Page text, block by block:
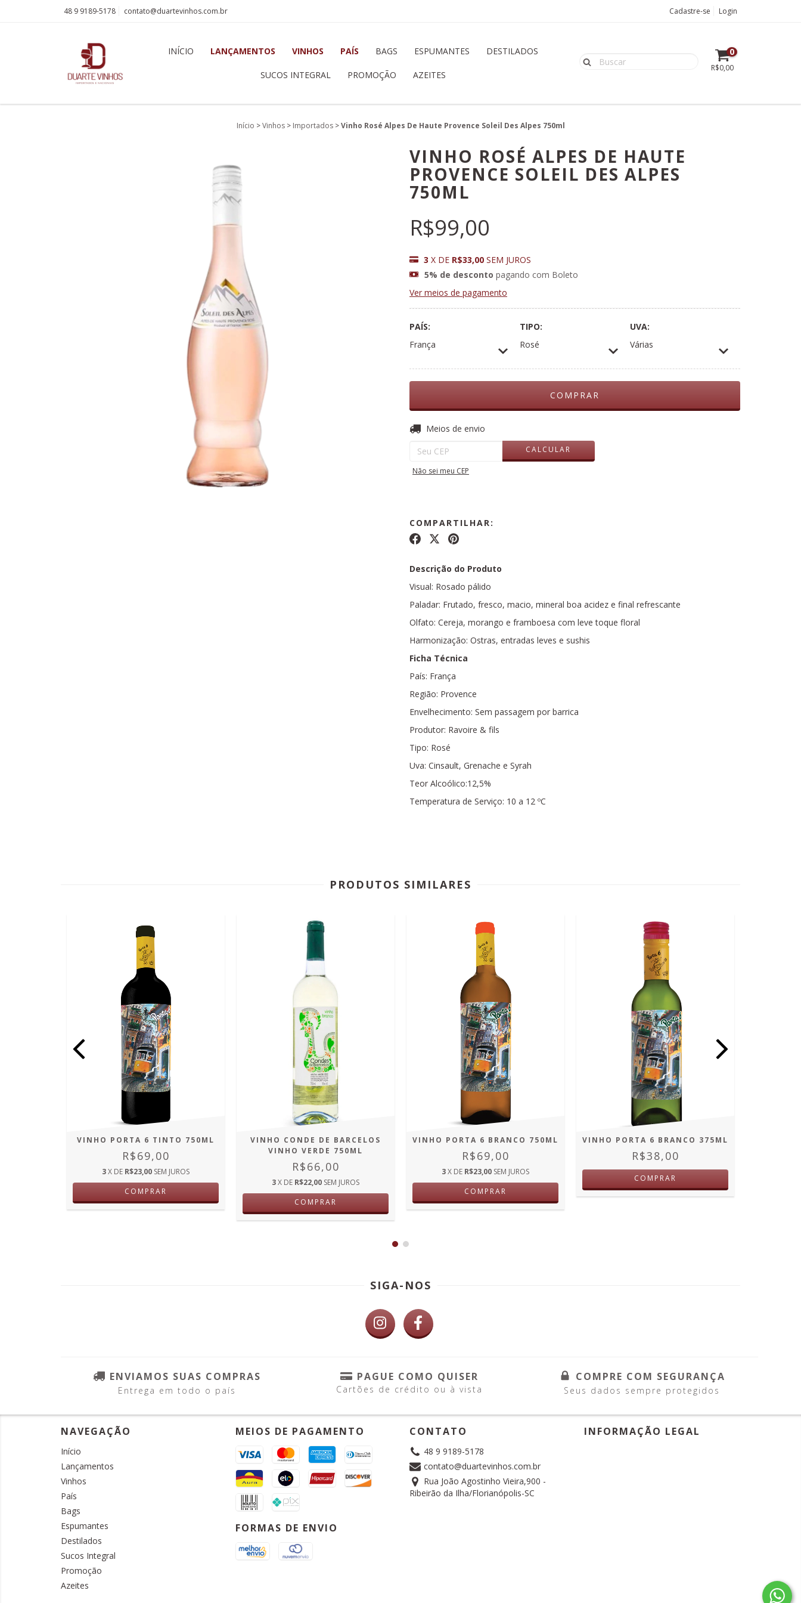
48 9 9189-5178 contato@duartevinhos.com.br Cadastre-se Login
INÍCIO LANÇAMENTOS VINHOS PAÍS BAGS ESPUMANTES DESTILADOS
SUCOS INTEGRAL PROMOÇÃO AZEITES
0
R$0,00
Início > Vinhos > Importados > Vinho Rosé Alpes De Haute Provence Soleil Des Alpes 750ml
VINHO ROSÉ ALPES DE HAUTE
PROVENCE SOLEIL DES ALPES
750ML
R$99,00
3 X DE R$33,00 SEM JUROS
5% de desconto pagando com Boleto
Ver meios de pagamento
PAÍS:
França
TIPO:
Rosé
UVA:
Várias
Entregas para o CEP:
Meios de envio
CALCULAR
Não sei meu CEP
COMPARTILHAR:
Descrição do Produto
Visual: Rosado pálido
Paladar: Frutado, fresco, macio, mineral boa acidez e final refrescante
Olfato: Cereja, morango e framboesa com leve toque floral
Harmonização: Ostras, entradas leves e sushis
Ficha Técnica
País: França
Região: Provence
Envelhecimento: Sem passagem por barrica
Produtor: Ravoire & fils
Tipo: Rosé
Uva: Cinsault, Grenache e Syrah
Teor Alcoólico:12,5%
Temperatura de Serviço: 10 a 12 ºC
PRODUTOS SIMILARES
VINHO PORTA 6 TINTO 750ML
R$69,00
3X DE R$23,00 SEM JUROS
COMPRAR
VINHO CONDE DE BARCELOS
VINHO VERDE 750ML
R$66,00
3X DE R$22,00 SEM JUROS
COMPRAR
VINHO PORTA 6 BRANCO 750ML
R$69,00
3X DE R$23,00 SEM JUROS
COMPRAR
VINHO PORTA 6 BRANCO 375ML
R$38,00
COMPRAR
SIGA-NOS
ENVIAMOS SUAS COMPRAS
Entrega em todo o país
PAGUE COMO QUISER
Cartões de crédito ou à vista
COMPRE COM SEGURANÇA
Seus dados sempre protegidos
NAVEGAÇÃO
Início
Lançamentos
Vinhos
País
Bags
Espumantes
Destilados
Sucos Integral
Promoção
Azeites
MEIOS DE PAGAMENTO
FORMAS DE ENVIO
CONTATO
48 9 9189-5178
contato@duartevinhos.com.br
Rua João Agostinho Vieira,900 -
Ribeirão da Ilha/Florianópolis-SC
INFORMAÇÃO LEGAL